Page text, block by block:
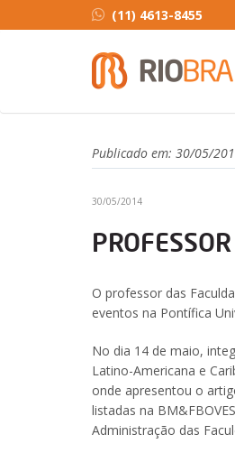
(11) 4613-8455
Publicado em: 30/05/
30/05/2014
O professor das
eventos na Pontífica
No dia 14 de maio,
Latino-Americana e
onde apresentou o
listadas na
Administração das